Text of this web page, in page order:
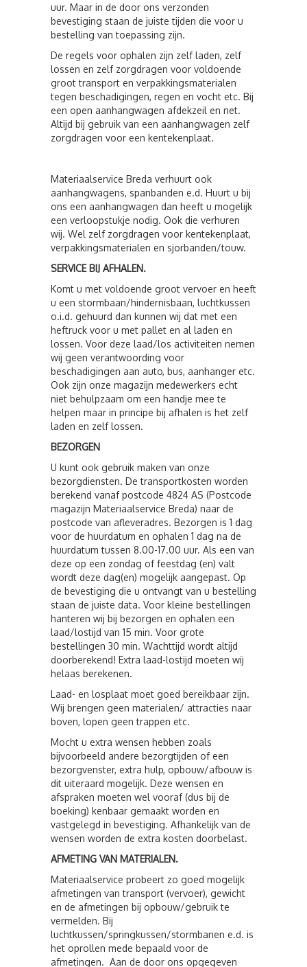
uur. Maar in de door ons verzonden
bevestiging staan de juiste tijden die voor u
bestelling van toepassing zijn.
De regels voor ophalen zijn zelf laden, zelf
lossen en zelf zorgdragen voor voldoende
groot transport en verpakkingsmaterialen
tegen beschadigingen, regen en vocht etc. Bij
een open aanhangwagen afdekzeil en net.
Altijd bij gebruik van een aanhangwagen zelf
zorgdragen voor een kentekenplaat.
Materiaalservice Breda verhuurt ook
aanhangwagens, spanbanden e.d. Huurt u bij
ons een aanhangwagen dan heeft u mogelijk
een verloopstukje nodig. Ook die verhuren
wij. Wel zelf zorgdragen voor kentekenplaat,
verpakkingsmaterialen en sjorbanden/touw.
SERVICE BIJ AFHALEN.
Komt u met voldoende groot vervoer en heeft
u een stormbaan/hindernisbaan, luchtkussen
o.i.d. gehuurd dan kunnen wij dat met een
heftruck voor u met pallet en al laden en
lossen. Voor deze laad/los activiteiten nemen
wij geen verantwoording voor
beschadigingen aan auto, bus, aanhanger etc.
Ook zijn onze magazijn medewerkers echt
niet behulpzaam om een handje mee te
helpen maar in principe bij afhalen is het zelf
laden en zelf lossen.
BEZORGEN
U kunt ook gebruik maken van onze
bezorgdiensten. De transportkosten worden
berekend vanaf postcode 4824 AS (Postcode
magazijn Materiaalservice Breda) naar de
postcode van afleveradres. Bezorgen is 1 dag
voor de huurdatum en ophalen 1 dag na de
huurdatum tussen 8.00-17.00 uur. Als een van
deze op een zondag of feestdag (en) valt
wordt deze dag(en) mogelijk aangepast. Op
de bevestiging die u ontvangt van u bestelling
staan de juiste data. Voor kleine bestellingen
hanteren wij bij bezorgen en ophalen een
laad/lostijd van 15 min. Voor grote
bestellingen 30 min. Wachttijd wordt altijd
doorberekend! Extra laad-lostijd moeten wij
helaas berekenen.
Laad- en losplaat moet goed bereikbaar zijn.
Wij brengen geen materialen/ attracties naar
boven, lopen geen trappen etc.
Mocht u extra wensen hebben zoals
bijvoorbeeld andere bezorgtijden of een
bezorgvenster, extra hulp, opbouw/afbouw is
dit uiteraard mogelijk. Deze wensen en
afspraken moeten wel vooraf (dus bij de
boeking) kenbaar gemaakt worden en
vastgelegd in bevestiging. Afhankelijk van de
wensen worden de extra kosten doorbelast.
AFMETING VAN MATERIALEN.
Materiaalservice probeert zo goed mogelijk
afmetingen van transport (vervoer), gewicht
en de afmetingen bij opbouw/gebruik te
vermelden. Bij
luchtkussen/springkussen/stormbanen e.d. is
het oprollen mede bepaald voor de
afmetingen. Aan de door ons opgegeven